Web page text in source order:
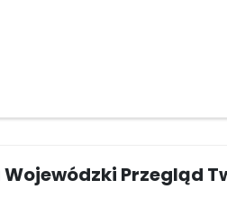
Wojewódzki Przegląd